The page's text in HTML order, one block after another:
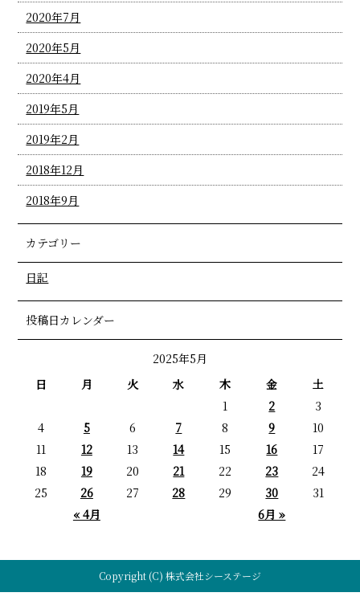
2020年7月
2020年5月
2020年4月
2019年5月
2019年2月
2018年12月
2018年9月
カテゴリー
日記
投稿日カレンダー
2025年5月
日
月 火 水 木 金 土
« 4月 6月 »
1 2
3
4
5 6 7 8 9
10
11
12 13 14 15 16
17
18
19 20 21 22 23
24
25
26 27 28 29 30 31
Copyright (C) 株式会社シーステージ